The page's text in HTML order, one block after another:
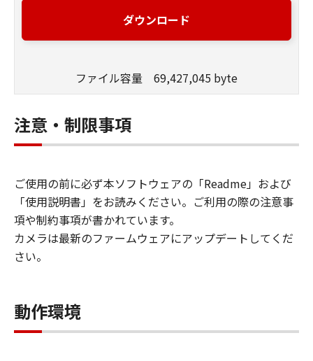
またはキヤノンのライセンサーのいかなる
知的財産権も、明示たると黙示たるとを問
いは許諾されるものではありません。
(3) 「許諾ソフトウェア」には、キヤノン
またはキヤノンのライセンサーが所定の条
件に基づき第三者から許諾を受けたソフト
す。）が含まれています。かかる第三者の
ソフトウェアに対しては、「本契約」のい
かなる規定にもかかわらず、「許諾ソフト
ウェア」と共に提供されるかかる第三者の
制限
ダウンロード
ファイル容量 69,427,045 byte
注意・制限事項
ご使用の前に必ず本ソフトウェアの「Readme」および
「使用説明書」をお読みください。ご利用の際の注意事
項や制約事項が書かれています。
カメラは最新のファームウェアにアップデートしてくだ
さい。
動作環境